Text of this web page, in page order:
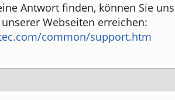
Antwort finden, können Sie
Webseiten erreichen:
common/support.htm